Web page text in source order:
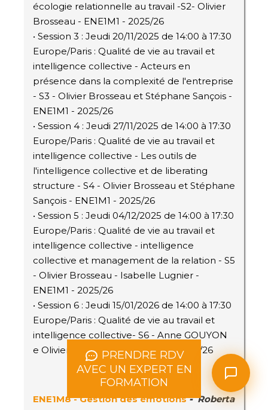
PRENDRE RDV
AVEC UN EXPERT EN
FORMATION
écologie relationnelle au travail -S2- Olivier
Brosseau - ENE1M1 - 2025/26
• Session 3 : Jeudi 20/11/2025 de 14:00 à 17:30
Europe/Paris : Qualité de vie au travail et
intelligence collective - Acteurs en
présence dans la complexité de l'entreprise
- S3 - Olivier Brosseau et Stéphane Sançois -
ENE1M1 - 2025/26
• Session 4 : Jeudi 27/11/2025 de 14:00 à 17:30
Europe/Paris : Qualité de vie au travail et
intelligence collective - Les outils de
l'intelligence collective et de liberating
structure - S4 - Olivier Brosseau et Stéphane
Sançois - ENE1M1 - 2025/26
• Session 5 : Jeudi 04/12/2025 de 14:00 à 17:30
Europe/Paris : Qualité de vie au travail et
intelligence collective - intelligence
collective et management de la relation - S5
- Olivier Brosseau - Isabelle Lugnier -
ENE1M1 - 2025/26
• Session 6 : Jeudi 15/01/2026 de 14:00 à 17:30
Europe/Paris : Qualité de vie au travail et
intelligence collective- S6 - Anne GOUYON
e Olivier BROSSEAU - ENE1M1 - 2025/26
ENE1M8 - Gestion des émotions - Roberta